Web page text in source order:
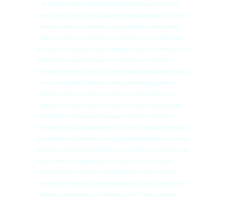
1 YIL GARANTİLİ, HIZLI, GÜVENİLİR SERVİS HİZMETİ Ümraniye Ümraniye
arcelik Telefonu, servis Telefonu, atakent Ümraniye arcelik servis Telefonu,
Ümraniye arcelik servisi Telefonu, Ümraniye esenşehir arcelik servisleri
Telefonu, Ümraniye arcelik teknik servis Telefonu, Ümraniye ıhlamurkuyu
arcelik servisleri Telefonu, Ümraniye tepeüstü arcelik servis Telefonu, servis
arcelik Telefonu, arcelik Telefonu, servis Telefonu, servisi Telefonu,
Ümraniye arcelik servisi Telefonu, Ümraniye arcelik servis çakmak Telefonu,
servis Ümraniye arcelik Telefonu, Ümraniye arcelik beyaz eşya servisi
Telefonu, Ümraniye arcelik servisi Telefonu, Ümraniye arcelik servisi
Telefonu, Ümraniye arcelik servisi Telefonu, Ümraniye arcelik buzdolabı
servisi Telefonu, Ümraniye arcelik çamaşır makinesi servisi Telefonu,
Ümraniye arcelik bulaşık makinesi servisi Telefonu, ıhlamurkuyu Ümraniye
arcelik teknik servisi Telefonu, Ümraniye arcelik Buzdolabı Servisi, Ümraniye
arcelik servisi Ümraniye arcelik Telefonu, servis Telefonu, Ümraniye arcelik
servis Telefonu, Ümraniye arcelik servisi Telefonu, Ümraniye arcelik
servisleri Telefonu, Ümraniye arcelik teknik servis Telefonu, Ümraniye
arcelik servisleri Telefonu, Ümraniye arcelikservis Telefonu, servis arcelik
Telefonu, arcelik Telefonu, servis Telefonu, servisi Telefonu, Ümraniye